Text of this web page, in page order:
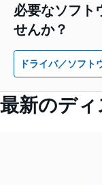
必要なソフト
せんか？
ドライバ／ソフト
最新のデ